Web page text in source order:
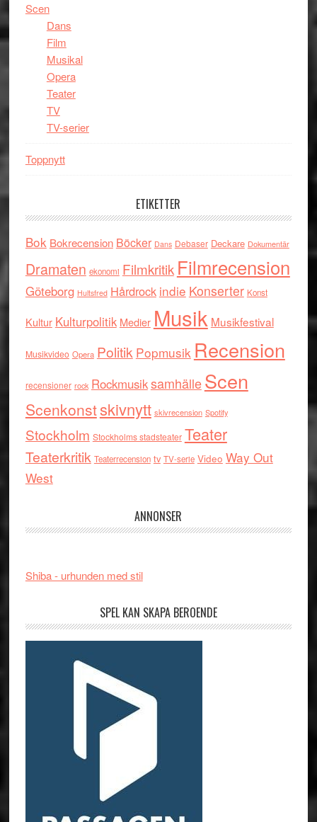
Scen
Dans
Film
Musikal
Opera
Teater
TV
TV-serier
Toppnytt
ETIKETTER
Bok Bokrecension Böcker Dans Debaser Deckare Dokumentär
Dramaten ekonomi Filmkritik Filmrecension
Göteborg Hultsfred Hårdrock indie Konserter Konst
Kultur Kulturpolitik Medier Musik Musikfestival
Musikvideo Opera Politik Popmusik Recension
recensioner rock RockmusiksamhälleScen
Scenkonstskivnytt skivrecension Spotify
Stockholm Stockholms stadsteater Teater
Teaterkritik Teaterrecension tv TV-serie Video Way Out
West
ANNONSER
Shiba - urhunden med stil
SPEL KAN SKAPA BEROENDE